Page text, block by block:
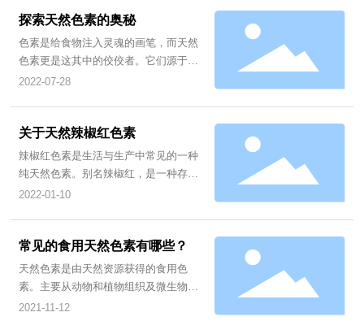
逐年成长,天9然色素已经深入到我们生
活当中，在我们的身边也存在着很多常
见的天然色素，在天然食品中获得的食
探索天然色素的奥秘
色素是给食物注入灵魂的画笔，而天然
色素更是这其中的佼佼者。它们源于自
然，色彩丰富，为我们的餐桌带来了五
2022-07-28
关于天然辣椒红色素
辣椒红色素是生活与生产中常见的一种
纯天然色素。别名辣椒红，是一种存在
于成熟红辣椒果实中的四酷类橙红色色
果好，它制备相对简单且性状稳定，因
而有着广泛的用途。不仅广泛应用于水
产品、肉类、糕点、色拉、罐头、饮料
2022-01-10
常见的食用天然色素有哪些？
天然色素是由天然资源获得的食用色
素。主要从动物和植物组织及微生物
（培养）中提取的色素，其中植物性着
2021-11-12